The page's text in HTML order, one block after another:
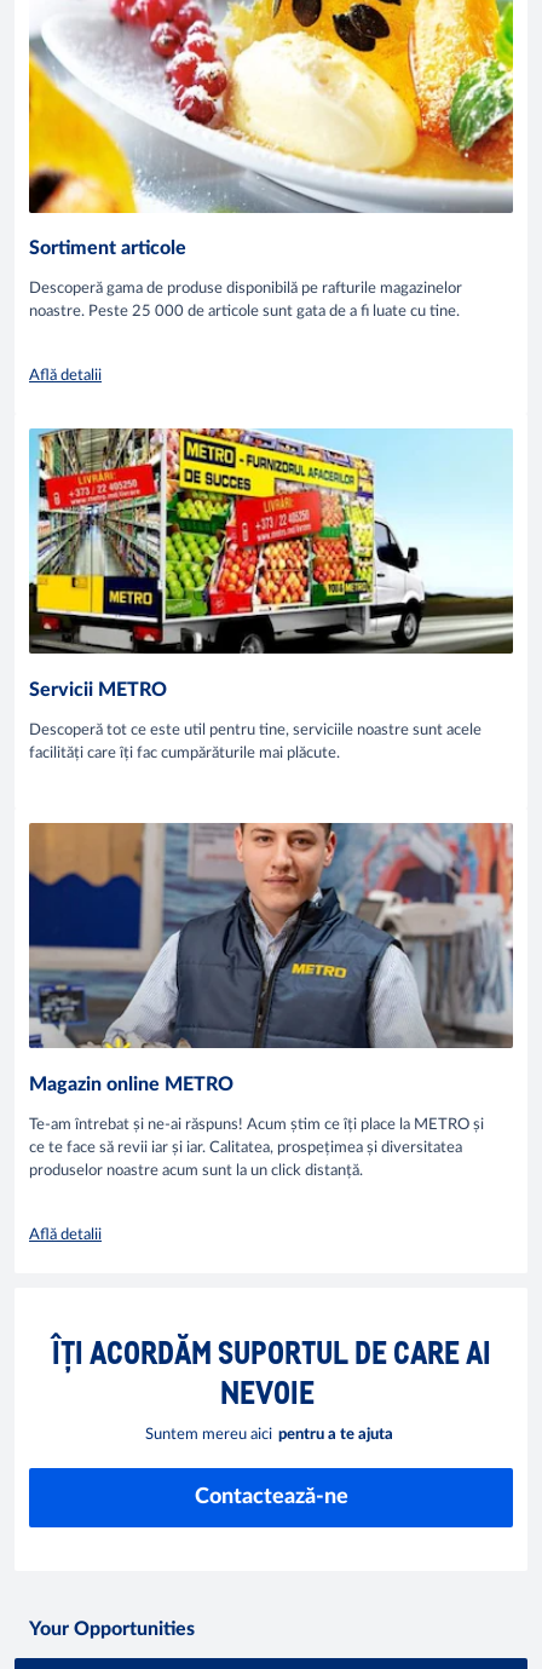
Sortiment articole
Descoperă gama de produse disponibilă pe rafturile magazinelor
noastre. Peste 25 000 de articole sunt gata de a fi luate cu tine.
Află detalii
Servicii METRO
Descoperă tot ce este util pentru tine, serviciile noastre sunt acele
facilități care îți fac cumpărăturile mai plăcute.
Magazin online METRO
Te-am întrebat și ne-ai răspuns! Acum știm ce îți place la METRO și
ce te face să revii iar și iar. Calitatea, prospețimea și diversitatea
produselor noastre acum sunt la un click distanță.
Află detalii
ÎȚI ACORDĂM SUPORTUL DE CARE AI
NEVOIE
Suntem mereu aici pentru a te ajuta
Contactează-ne
Your Opportunities